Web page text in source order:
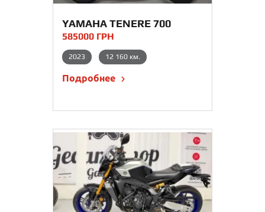
YAMAHA TENERE 700
WORLD RAID
585000 ГРН
2023 12 160 км.
Подробнее